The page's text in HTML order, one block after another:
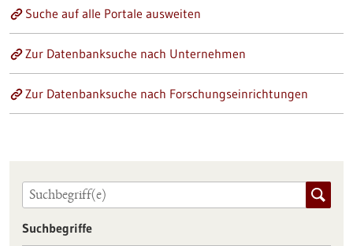
Suche auf alle Portale ausweiten
Zur Datenbanksuche nach Unternehmen
Zur Datenbanksuche nach Forschungseinrichtungen
Suchbegriffe